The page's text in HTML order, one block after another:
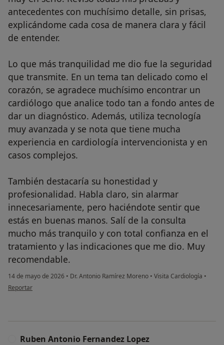
antecedentes con muchísimo detalle, sin prisas,
explicándome cada cosa de manera clara y fácil
de entender.
Lo que más tranquilidad me dio fue la seguridad
que transmite. En un tema tan delicado como el
corazón, se agradece muchísimo encontrar un
cardiólogo que analice todo tan a fondo antes de
dar un diagnóstico. Además, utiliza tecnología
muy avanzada y se nota que tiene mucha
experiencia en cardiología intervencionista y en
casos complejos.
También destacaría su honestidad y
profesionalidad. Habla claro, sin alarmar
innecesariamente, pero haciéndote sentir que
estás en buenas manos. Salí de la consulta
mucho más tranquilo y con total confianza en el
tratamiento y las indicaciones que me dio. Muy
recomendable.
14 de mayo de 2026 • Dr. Antonio Ramírez Moreno • Visita Cardiología •
en opinión del usuario Ruben Pijuan Barreiro
Reportar
Ruben Antonio Fernandez Lopez